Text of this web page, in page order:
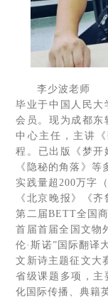
李少波老师
毕业于中国人民大
会员。现为成都东
中心主任，主讲
程。已出版《梦
《隐秘的角落》
实践量超200万字
《北京晚报》《
第二届BETT全国
首届首届全国文物
伦·斯诺”国际翻译
文新诗主题征文大
省级课题多项，主
化国际传播、典籍